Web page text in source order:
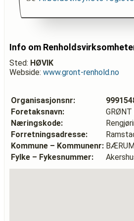
Info om
Sted: HØVIK
Webside: www.gront-renhold.no
Organisasjonsnr:
Foretaksnavn:
GRØNT
Næringskode:
Forretningsadresse:
Kommune – Kommunenr:
Fylke – Fykesnummer: